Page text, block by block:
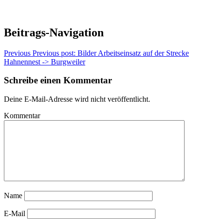
Beitrags-Navigation
Previous Previous post: Bilder Arbeitseinsatz auf der Strecke
Hahnennest -> Burgweiler
Schreibe einen Kommentar
Deine E-Mail-Adresse wird nicht veröffentlicht.
Kommentar
Name
E-Mail